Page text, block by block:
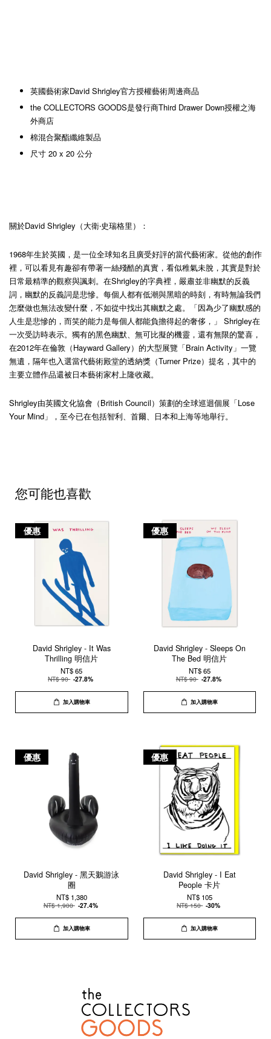
英國藝術家David Shrigley官方授權藝術周邊商品
the COLLECTORS GOODS是發行商Third Drawer Down授權之海
外商店
棉混合聚酯纖維製品
尺寸 20 x 20 公分
關於David Shrigley（大衛‧史瑞格里）：
1968年生於英國，是一位全球知名且廣受好評的當代藝術家。從他的創作
裡，可以看見有趣卻有帶著一絲殘酷的真實，看似稚氣未脫，其實是對於
日常最精準的觀察與諷刺。在Shrigley的字典裡，嚴肅並非幽默的反義
詞，幽默的反義詞是悲慘。每個人都有低潮與黑暗的時刻，有時無論我們
怎麼做也無法改變什麼，不如從中找出其幽默之處。「因為少了幽默感的
人生是悲慘的，而笑的能力是每個人都能負擔得起的奢侈，」 Shrigley在
一次受訪時表示。獨有的黑色幽默、無可比擬的機靈，還有無限的驚喜，
在2012年在倫敦（Hayward Gallery）的大型展覽「Brain Activity」一覽
無遺，隔年也入選當代藝術殿堂的透納獎（Turner Prize）提名，其中的
主要立體作品還被日本藝術家村上隆收藏。
Shrigley由英國文化協會（British Council）策劃的全球巡迴個展「Lose
Your Mind」，至今已在包括智利、首爾、日本和上海等地舉行。
您可能也喜歡
優惠
David Shrigley - It Was
Thrilling 明信片
NT$ 65
NT$ 90 -27.8%
加入購物車
優惠
David Shrigley - Sleeps On
The Bed 明信片
NT$ 65
NT$ 90 -27.8%
加入購物車
優惠
David Shrigley - 黑天鵝游泳
圈
NT$ 1,380
NT$ 1,900 -27.4%
加入購物車
優惠
David Shrigley - I Eat
People 卡片
NT$ 105
NT$ 150 -30%
加入購物車